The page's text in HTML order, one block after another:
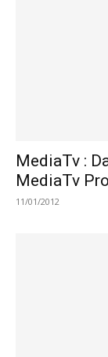
MediaTv :
MediaTv
11/01/2012